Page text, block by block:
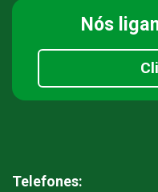
Nós
Telefones: